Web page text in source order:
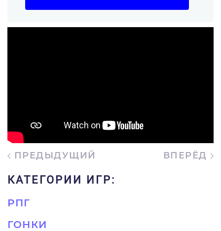
ПРЕДЫДУЩИЙ ВПЕРЁД
КАТЕГОРИИ ИГР:
РПГ
ГОНКИ